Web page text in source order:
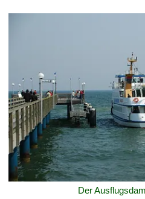
Der